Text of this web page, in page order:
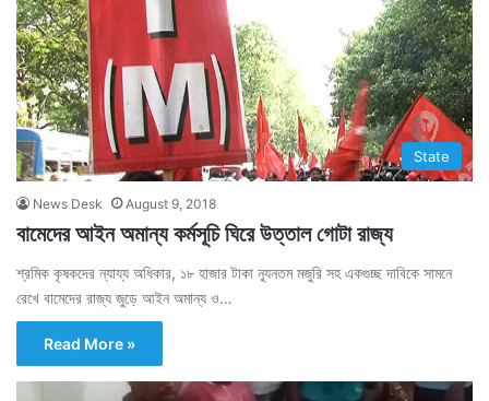
State
News Desk August 9, 2018
বামেদের আইন অমান্য কর্মসূচি ঘিরে উত্তাল গোটা রাজ্য
শ্রমিক কৃষকদের ন্যায্য অধিকার, ১৮ হাজার টাকা ন্যূনতম মজুরি সহ একগুচ্ছ দাবিকে সামনে
রেখে বামেদের রাজ্য জুড়ে আইন অমান্য ও…
Read More »